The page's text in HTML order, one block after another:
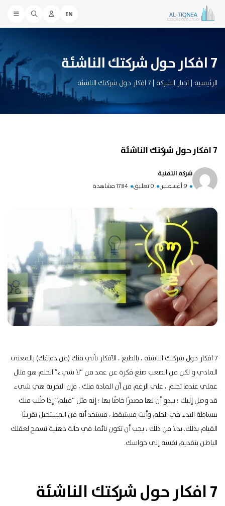
EN
7 افكار حول شركتك الناشئة
الرئيسية | اخبار الشركة | 7 افكار حول شركتك الناشئة
7 افكار حول شركتك الناشئة
شركة التقنية
9 أغسطس 0 تعليق 1784 مشاهدة
7 افكار حول شركتك الناشئة ، بالطبع ، الأفكار تأتي منك (من دماغك) بالمعنى
المادي و لكن من الصعب صنع فكرة عن عمد من “لا شيء” الحلم هو مثال
عملي عندما تحلم ، على الرغم من أن المادة منك ، فإن التجربة هي شيء
قد وصل إليك ؛ يبدو أن لها مصدرًا خاصًا بها ؛ إنه مثل “فيلم” إذا طُلب منك
ببساطة البدء في الحلم وأنت مستيقظ ، فستجد أنه من المستحيل تقريبًا
القيام بذلك. بدلا من ذلك ، يجب أن تكون نائما. في حالة ذهنية تسمح لعقلك
الباطن بتقديم نفسه إلى حواسك.
7 افكار حول شركتك الناشئة